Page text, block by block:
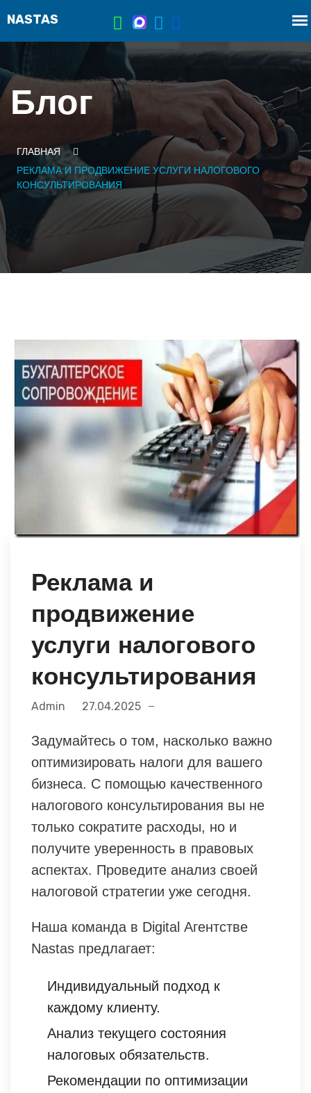
Блог
ГЛАВНАЯ
РЕКЛАМА И ПРОДВИЖЕНИЕ УСЛУГИ НАЛОГОВОГО
КОНСУЛЬТИРОВАНИЯ
Реклама и
продвижение
услуги налогового
консультирования
Admin 27.04.2025
Задумайтесь о том, насколько важно
оптимизировать налоги для вашего
бизнеса. С помощью качественного
налогового консультирования вы не
только сократите расходы, но и
получите уверенность в правовых
аспектах. Проведите анализ своей
налоговой стратегии уже сегодня.
Наша команда в Digital Агентстве
Nastas предлагает:
Индивидуальный подход к
каждому клиенту.
Анализ текущего состояния
налоговых обязательств.
Рекомендации по оптимизации